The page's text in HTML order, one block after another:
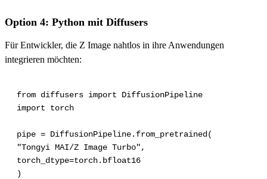
Option 4: Python mit Diffusers
Für Entwickler, die Z Image nahtlos in ihre Anwendungen
integrieren möchten:
from diffusers import DiffusionPipeline
import torch
pipe = DiffusionPipeline.from_pretrained(
"Tongyi MAI/Z Image Turbo",
torch_dtype=torch.bfloat16
)